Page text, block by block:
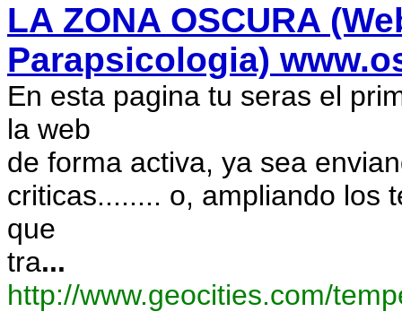
LA ZONA OSCURA
Parapsicologia)
En esta pagina tu seras el
la web
de forma activa, ya sea
criticas........ o, ampliando los
que
tra...
http://www.geocities.com/